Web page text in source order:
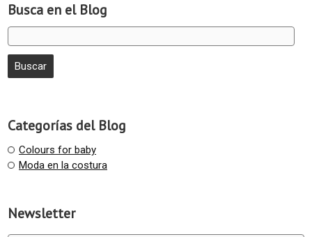
Busca en el Blog
Categorías del Blog
Colours for baby
Moda en la costura
Newsletter